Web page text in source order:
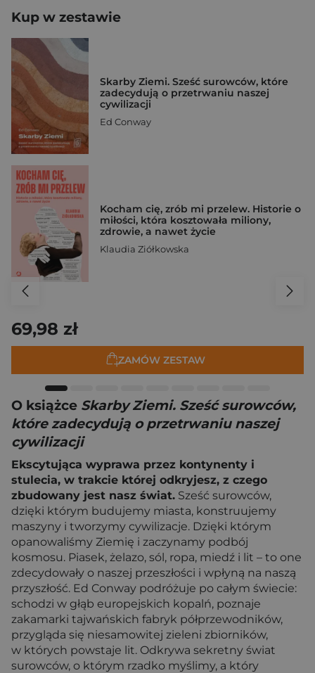
Kup w zestawie
Skarby Ziemi. Sześć surowców, które
zadecydują o przetrwaniu naszej
cywilizacji
Ed Conway
Kocham cię, zrób mi przelew. Historie o
miłości, która kosztowała miliony,
zdrowie, a nawet życie
Klaudia Ziółkowska
69,98 zł
ZAMÓW ZESTAW
O książce Skarby Ziemi. Sześć surowców,
które zadecydują o przetrwaniu naszej
cywilizacji
Ekscytująca wyprawa przez kontynenty i
stulecia, w trakcie której odkryjesz, z czego
zbudowany jest nasz świat. Sześć surowców,
dzięki którym budujemy miasta, konstruujemy
maszyny i tworzymy cywilizacje. Dzięki którym
opanowaliśmy Ziemię i zaczynamy podbój
kosmosu. Piasek, żelazo, sól, ropa, miedź i lit – to one
zdecydowały o naszej przeszłości i wpłyną na naszą
przyszłość. Ed Conway podróżuje po całym świecie:
schodzi w głąb europejskich kopalń, poznaje
zakamarki tajwańskich fabryk półprzewodników,
przygląda się niesamowitej zieleni zbiorników,
w których powstaje lit. Odkrywa sekretny świat
surowców, o którym rzadko myślimy, a który